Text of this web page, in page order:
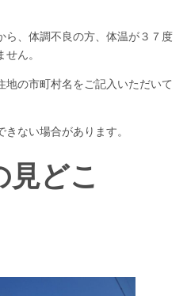
、体調不良の方、体温が３７度
せん。
の市町村名をご記入いただいて
。
きない場合があります。
見どこ